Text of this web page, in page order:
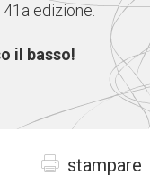
edizione.
il basso!
stampare